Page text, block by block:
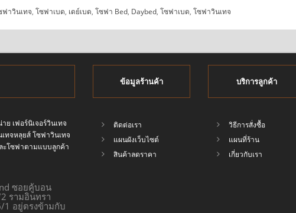
ฟาวินเทจ, โซฟาเบด, เดย์เบด, โซฟา Bed, Daybed, โซฟาเบด, โซฟาวินเทจ
ข้อมูลร้านค้า บริการลูกค้า
ย เฟอร์นิเจอร์วินเทจ
เทจหลุยส์ โซฟาวินเทจ
ะโซฟาตามแบบลูกค้า
ซอยคู้บอน
รามอินทรา
1 อยู่ตรงข้ามกับ
ติดต่อเรา
แผนผังเว็บไซต์
สินค้าลดราคา
วิธีการสั่งซื้อ
แผนที่ร้าน
เกี่ยวกับเรา